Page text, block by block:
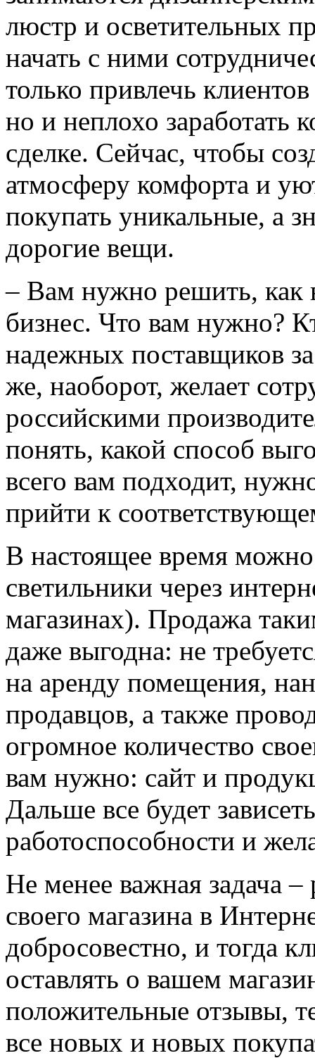
люстр и осветительных
начать с ними
только привлечь
но и неплохо заработать
сделке. Сейчас, чтобы
атмосферу комфорта и
покупать уникальные, а
дорогие вещи.
– Вам нужно решить, как
бизнес. Что вам нужно?
надежных поставщиков
же, наоборот, желает
российскими
понять, какой способ
всего вам подходит,
прийти к
В настоящее время можно
светильники через
магазинах). Продажа
даже выгодна: не
на аренду помещения,
продавцов, а также
огромное количество
вам нужно: сайт и
Дальше все будет
работоспособности и
Не менее важная задача –
своего магазина в
добросовестно, и тогда
оставлять о вашем
положительные отзывы,
все новых и новых